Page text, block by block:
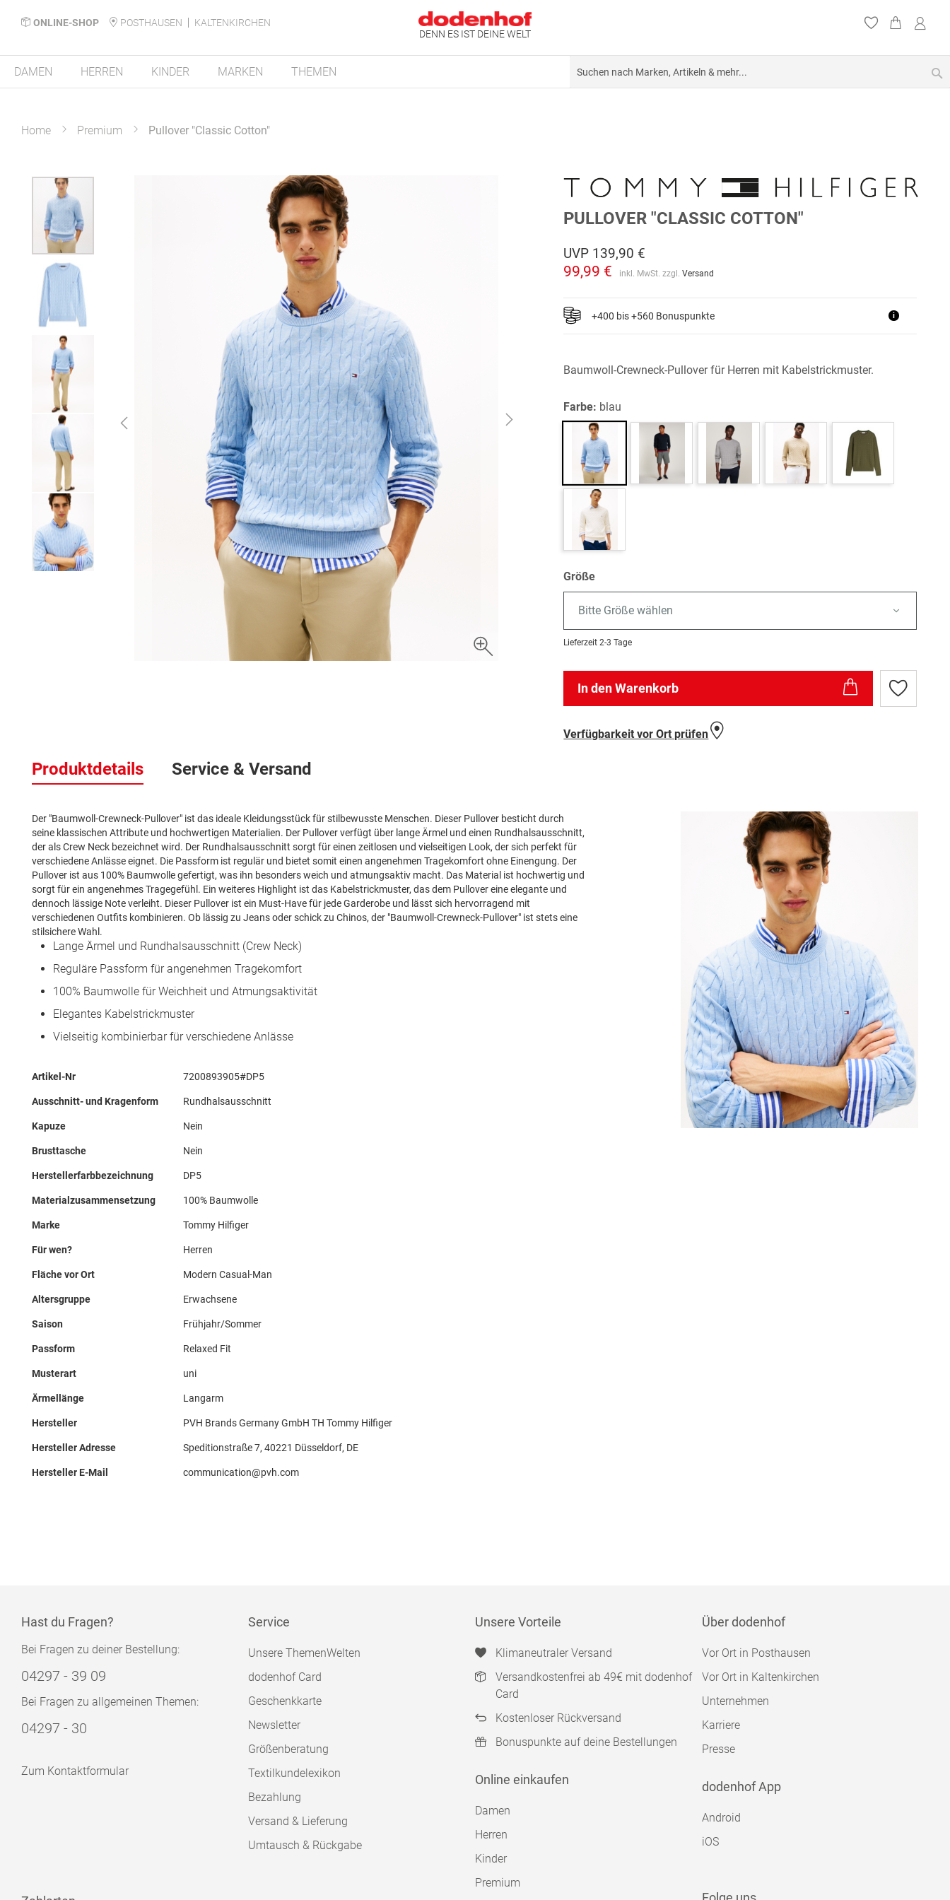
ONLINE-SHOP POSTHAUSEN
KALTENKIRCHEN
DENN ES IST DEINE WELT
DAMEN HERREN KINDER MARKEN THEMEN
Home Premium Pullover "Classic Cotton"
Zum
Bildergalerie
springen
PULLOVER "CLASSIC COTTON"
UVP 139,90 €
99,99 € inkl. MwSt. zzgl.Versand
+400 bis +560 Bonuspunkte i
Baumwoll-Crewneck-Pullover für Herren mit Kabelstrickmuster.
Farbe: blau
Größe
Bitte Größe wählen
Lieferzeit 2-3 Tage
In den Warenkorb
Zur
Wunschliste
Verfügbarkeit vor Ort prüfen
Produktdetails
Der "Baumwoll-Crewneck-Pullover" ist das ideale Kleidungsstück für stilbewusste Menschen. Dieser Pullover besticht durch
seine klassischen Attribute und hochwertigen Materialien. Der Pullover verfügt über lange Ärmel und einen Rundhalsausschnitt,
der als Crew Neck bezeichnet wird. Der Rundhalsausschnitt sorgt für einen zeitlosen und vielseitigen Look, der sich perfekt für
verschiedene Anlässe eignet. Die Passform ist regulär und bietet somit einen angenehmen Tragekomfort ohne Einengung. Der
Pullover ist aus 100% Baumwolle gefertigt, was ihn besonders weich und atmungsaktiv macht. Das Material ist hochwertig und
sorgt für ein angenehmes Tragegefühl. Ein weiteres Highlight ist das Kabelstrickmuster, das dem Pullover eine elegante und
dennoch lässige Note verleiht. Dieser Pullover ist ein Must-Have für jede Garderobe und lässt sich hervorragend mit
verschiedenen Outfits kombinieren. Ob lässig zu Jeans oder schick zu Chinos, der "Baumwoll-Crewneck-Pullover" ist stets eine
stilsichere Wahl.
Lange Ärmel und Rundhalsausschnitt (Crew Neck)
Reguläre Passform für angenehmen Tragekomfort
100% Baumwolle für Weichheit und Atmungsaktivität
Elegantes Kabelstrickmuster
Vielseitig kombinierbar für verschiedene Anlässe
Mehr
Artikel-Nr 7200893905#DP5
Ausschnitt- und Kragenform Rundhalsausschnitt
Kapuze Nein
Brusttasche Nein
Herstellerfarbbezeichnung DP5
Materialzusammensetzung 100% Baumwolle
Marke Tommy Hilfiger
Für wen? Herren
Fläche vor Ort Modern Casual-Man
Altersgruppe Erwachsene
Saison Frühjahr/Sommer
Passform Relaxed Fit
Musterart uni
Ärmellänge Langarm
Hersteller PVH Brands Germany GmbH TH Tommy Hilfiger
Hersteller Adresse Speditionstraße 7, 40221 Düsseldorf, DE
Hersteller E-Mail communication@pvh.com
Service & Versand
Hast du Fragen?
Bei Fragen zu deiner Bestellung:
04297 - 39 09
Bei Fragen zu allgemeinen Themen:
04297 - 30
Zum Kontaktformular
Service
Unsere ThemenWelten
dodenhof Card
Geschenkkarte
Newsletter
Größenberatung
Textilkundelexikon
Bezahlung
Versand & Lieferung
Umtausch & Rückgabe
Unsere Vorteile
Klimaneutraler Versand
Versandkostenfrei ab 49€ mit dodenhof
Card
Kostenloser Rückversand
Bonuspunkte auf deine Bestellungen
Online einkaufen
Damen
Herren
Kinder
Premium
Über dodenhof
Vor Ort in Posthausen
Vor Ort in Kaltenkirchen
Unternehmen
Karriere
Presse
dodenhof App
Android
iOS